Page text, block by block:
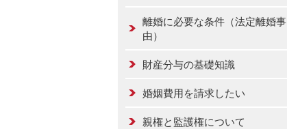
離婚に必要な条件（法定離婚事
由）
財産分与の基礎知識
婚姻費用を請求したい
親権と監護権について